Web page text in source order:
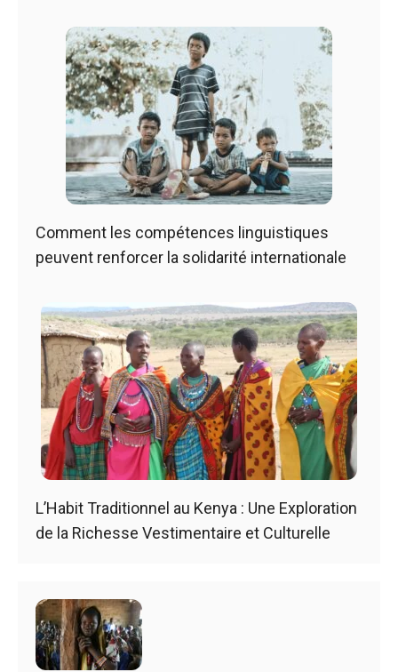
Comment les compétences linguistiques
peuvent renforcer la solidarité internationale
L’Habit Traditionnel au Kenya : Une Exploration
de la Richesse Vestimentaire et Culturelle